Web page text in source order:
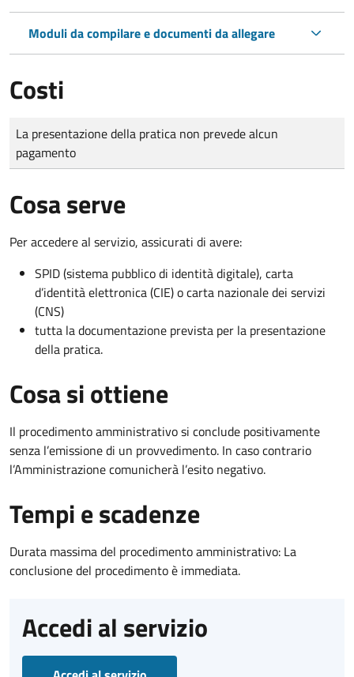
Moduli da compilare e documenti da allegare
Costi
Tipo di pagamento
Importo
La presentazione della pratica non prevede alcun
pagamento
Cosa serve
Per accedere al servizio, assicurati di avere:
SPID (sistema pubblico di identità digitale), carta
d’identità elettronica (CIE) o carta nazionale dei servizi
(CNS)
tutta la documentazione prevista per la presentazione
della pratica.
Cosa si ottiene
Il procedimento amministrativo si conclude positivamente
senza l’emissione di un provvedimento. In caso contrario
l’Amministrazione comunicherà l’esito negativo.
Tempi e scadenze
Durata massima del procedimento amministrativo: La
conclusione del procedimento è immediata.
Accedi al servizio